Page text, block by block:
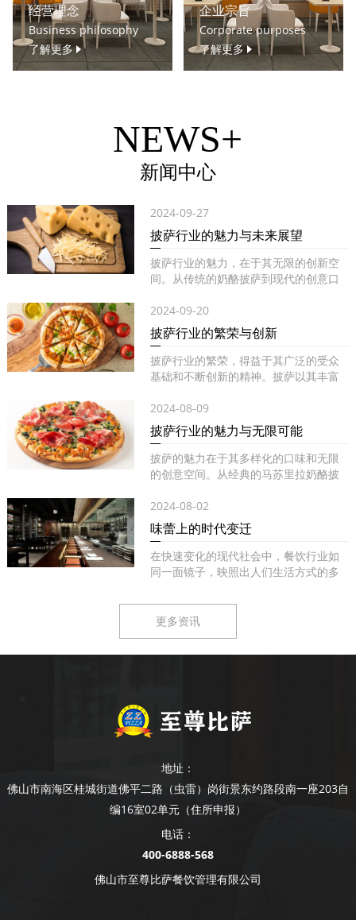
经营理念
Business philosophy
了解更多
企业宗旨
Corporate purposes
了解更多
NEWS+
新闻中心
2024-09-27
披萨行业的魅力与未来展望
披萨行业的魅力，在于其无限的创新空
间。从传统的奶酪披萨到现代的创意口
2024-09-20
披萨行业的繁荣与创新
披萨行业的繁荣，得益于其广泛的受众
基础和不断创新的精神。披萨以其丰富
2024-08-09
披萨行业的魅力与无限可能
披萨的魅力在于其多样化的口味和无限
的创意空间。从经典的马苏里拉奶酪披
2024-08-02
味蕾上的时代变迁
在快速变化的现代社会中，餐饮行业如
同一面镜子，映照出人们生活方式的多
更多资讯
地址：
佛山市南海区桂城街道佛平二路（虫雷）岗街景东约路段南一座203自
编16室02单元（住所申报）
电话：
400-6888-568
佛山市至尊比萨餐饮管理有限公司